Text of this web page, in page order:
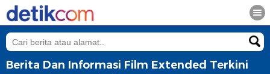
Berita Dan Informasi Film Extended Terkini